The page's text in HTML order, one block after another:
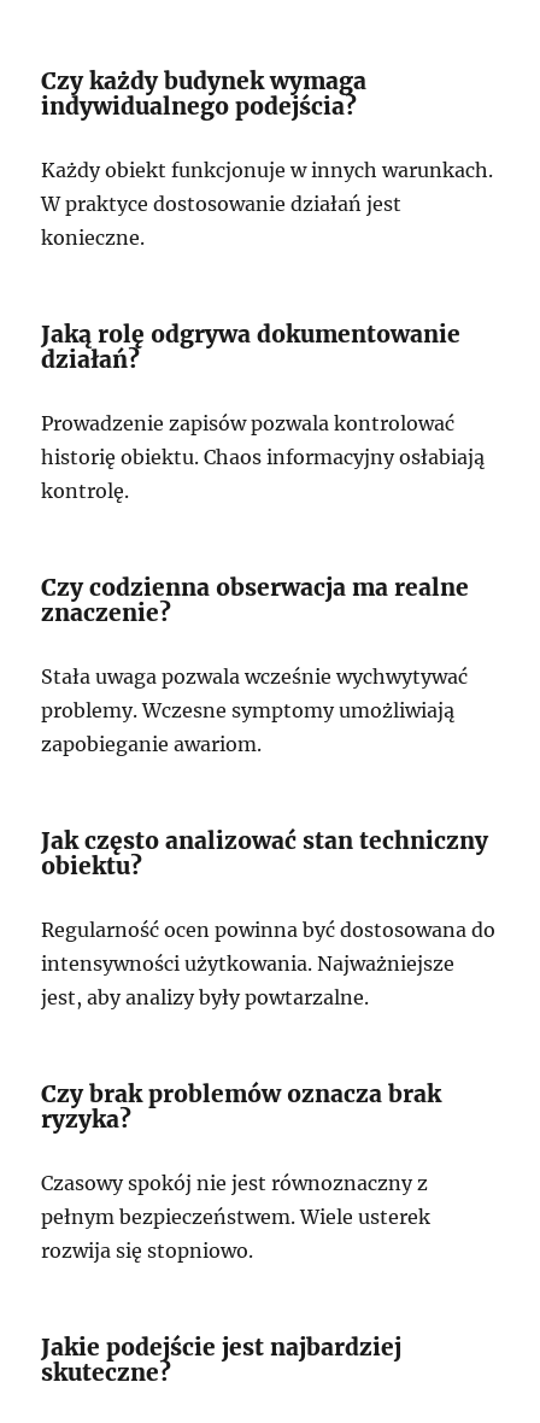
Czy każdy budynek wymaga
indywidualnego podejścia?
Każdy obiekt funkcjonuje w innych warunkach.
W praktyce dostosowanie działań jest
konieczne.
Jaką rolę odgrywa dokumentowanie
działań?
Prowadzenie zapisów pozwala kontrolować
historię obiektu. Chaos informacyjny osłabiają
kontrolę.
Czy codzienna obserwacja ma realne
znaczenie?
Stała uwaga pozwala wcześnie wychwytywać
problemy. Wczesne symptomy umożliwiają
zapobieganie awariom.
Jak często analizować stan techniczny
obiektu?
Regularność ocen powinna być dostosowana do
intensywności użytkowania. Najważniejsze
jest, aby analizy były powtarzalne.
Czy brak problemów oznacza brak
ryzyka?
Czasowy spokój nie jest równoznaczny z
pełnym bezpieczeństwem. Wiele usterek
rozwija się stopniowo.
Jakie podejście jest najbardziej
skuteczne?